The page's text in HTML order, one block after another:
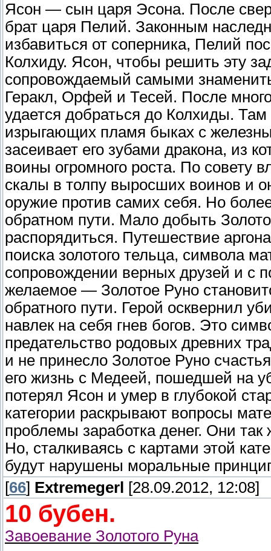
Ясон — сын царя Эсона. После
брат царя Пелий. Законным
избавиться от соперника, Пелий
Колхиду. Ясон, чтобы решить эту
сопровождаемый самыми
Геракл, Орфей и Тесей. После
удается добраться до Колхиды.
изрыгающих пламя быках с
засеивает его зубами дракона, из
воины огромного роста. По совету
скалы в толпу выросших воинов и
оружие против самих себя. Но
обратном пути. Мало добыть
распорядиться. Путешествие
поиска золотого тельца, символа
сопровождении верных друзей и
желаемое — Золотое Руно
обратного пути. Герой осквернил
навлек на себя гнев богов. Это
предательство родовых древних
и не принесло Золотое Руно
его жизнь с Медеей, пошедшей на
потерял Ясон и умер в глубокой
категории раскрывают вопросы
проблемы заработка денег. Они
Но, сталкиваясь с картами этой
будут нарушены моральные
[66] Extremegerl [28.09.2012, 12:08]
10 бубен.
Завоевание Золотого Руна